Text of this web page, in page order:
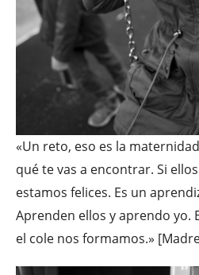
«Un reto, eso es la
qué te vas a encontrar. Si
estamos felices. Es un
Aprenden ellos y aprendo yo.
el cole nos formamos.»